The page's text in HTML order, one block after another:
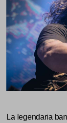
La legendaria